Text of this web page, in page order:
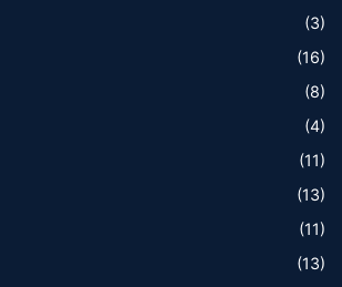
(3)
(16)
(8)
(4)
(11)
(13)
(11)
(13)